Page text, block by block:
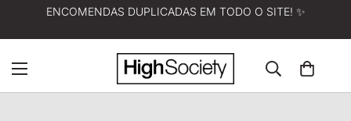
ENCOMENDAS DUPLICADAS EM TODO O SITE! ✨